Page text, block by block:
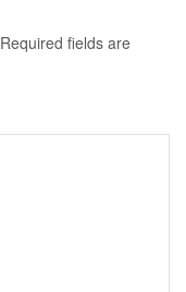
Required fields are